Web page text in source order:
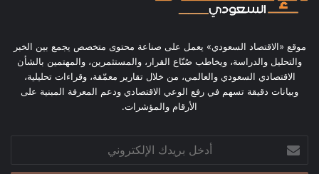
موقع «الاقتصاد السعودي» يعمل على صناعة محتوى متخصص يجمع بين الخبر
والتحليل والدراسة، ويخاطب صُنّاع القرار، والمستثمرين، والمهتمين بالشأن
الاقتصادي السعودي والعالمي، من خلال تقارير معمّقة، وقراءات تحليلية،
وبيانات دقيقة تسهم في رفع الوعي الاقتصادي ودعم المعرفة المبنية على
الأرقام والمؤشرات.
بريدك